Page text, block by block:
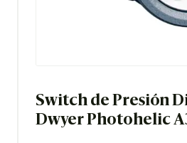
Switch de Presión
Dwyer Photohelic